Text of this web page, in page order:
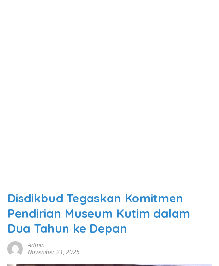
Disdikbud Tegaskan Komitmen
Pendirian Museum Kutim dalam
Dua Tahun ke Depan
Admin
November 21, 2025